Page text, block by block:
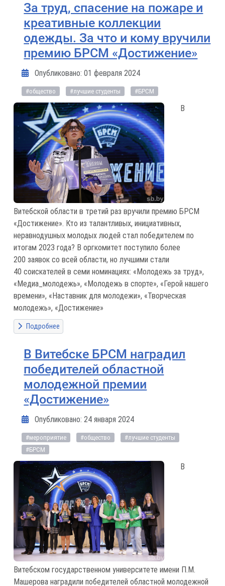
За труд, спасение на пожаре и
креативные коллекции
одежды. За что и кому вручили
премию БРСМ «Достижение»
Информация о материале
Опубликовано: 01 февраля 2024
#общество #лучшие студенты #БРСМ
В
Витебской области в третий раз вручили премию БРСМ
«Достижение». Кто из талантливых, инициативных,
неравнодушных молодых людей стал победителем по
итогам 2023 года? В оргкомитет поступило более
200 заявок со всей области, но лучшими стали
40 соискателей в семи номинациях: «Молодежь за труд»,
«Медиа_молодежь», «Молодежь в спорте», «Герой нашего
времени», «Наставник для молодежи», «Творческая
молодежь», «Достижение»
Подробнее
В Витебске БРСМ наградил
победителей областной
молодежной премии
«Достижение»
Информация о материале
Опубликовано: 24 января 2024
#мероприятие #общество
#лучшие студенты
#БРСМ
В
Витебском государственном университете имени П.М.
Машерова наградили победителей областной молодежной